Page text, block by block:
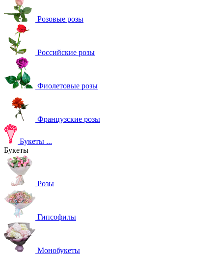
Розовые розы
Российские розы
Фиолетовые розы
Французские розы
Букеты ...
Букеты
Розы
Гипсофилы
Монобукеты